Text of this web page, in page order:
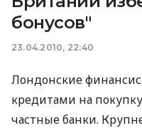
бонусов"
23.04.2010, 22:40
Лондонские
кредитами на
частные банки.